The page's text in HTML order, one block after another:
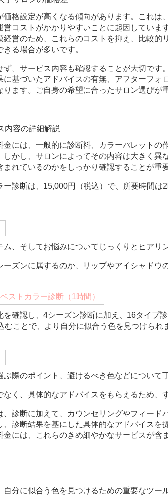
価格設定が高くなる傾向があります。これは
営コストがかかりやすいことに起因していま
経営のため、これらのコストを抑え、比較的
る場合が多いです。
ず、サービス内容も確認することが大切です
に基づいたアドバイスの有無、アフターフォ
ます。ご自身の希望に合ったサロン選びが
内容の詳細解説
金には、一般的に診断料、カラーパレット
しかし、サロンによってその内容は大きく
れているのかをしっかり確認することが重要
ー診断は、15,000円（税込）で、所要時間
、そしてお悩みについてじっくりとヒアリ
ズンに属するのか、リップやアイシャドウ
ストカラー診断（1時間）
を確認し、4シーズン診断に加え、16タイプ
むことで、より自分に似合う色を見つけられ
際のポイント、避けるべき色などについて
く、具体的なアドバイスをもらえるため、
、診断に加えて、カウンセリングやフィー
、診断結果を基にした具体的なアドバイス
金には、これらのきめ細やかなサービスが含
自分に似合う色を見つけるための重要なツ